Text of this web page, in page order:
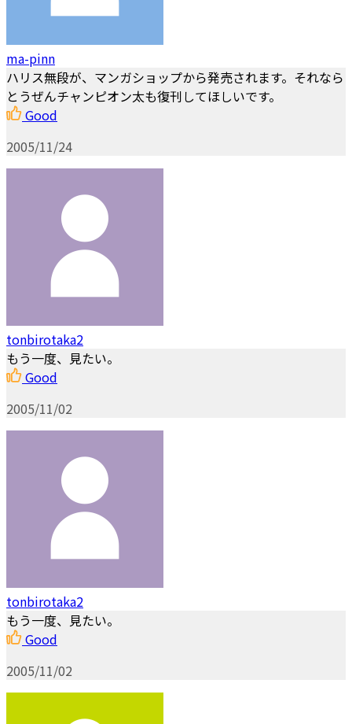
ma-pinn
ハリス無段が、マンガショップから発売されます。それなら
とうぜんチャンピオン太も復刊してほしいです。
Good
2005/11/24
tonbirotaka2
もう一度、見たい。
Good
2005/11/02
tonbirotaka2
もう一度、見たい。
Good
2005/11/02